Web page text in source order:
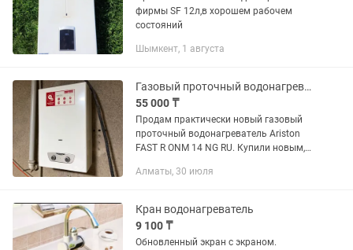
фирмы SF 12л,в хорошем рабочем
состояний
Шымкент, 1 августа
Газовый проточный водонагреватель Ariston FAST R ONM 14 NG RU
55 000 ₸
Продам практически новый газовый
проточный водонагреватель Ariston
FAST R ONM 14 NG RU. Купили новым,
пользовались. Причина продажи — в
Алматы, 30 июля
Кран водонагреватель
9 100 ₸
Обновленный экран с экраном.